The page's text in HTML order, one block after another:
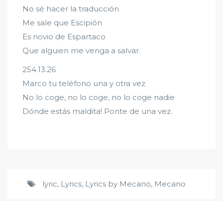
No sé hacer la traducción
Me sale que Escipión
Es novio de Espartaco
Que alguien me venga a salvar.
254.13.26
Marco tu teléfono una y otra vez
No lo coge, no lo coge, no lo coge nadie
Dónde estás maldita! Ponte de una vez.
lyric, Lyrics, Lyrics by Mecano, Mecano